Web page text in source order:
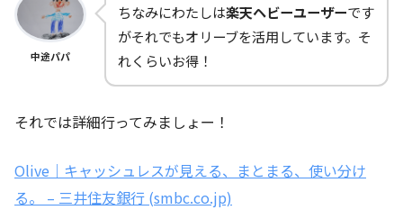
中途パパ
ちなみにわたしは楽天ヘビーユーザーです
がそれでもオリーブを活用しています。そ
れくらいお得！
それでは詳細行ってみましょー！
Olive｜キャッシュレスが見える、まとまる、使い分け
る。 – 三井住友銀行 (smbc.co.jp)